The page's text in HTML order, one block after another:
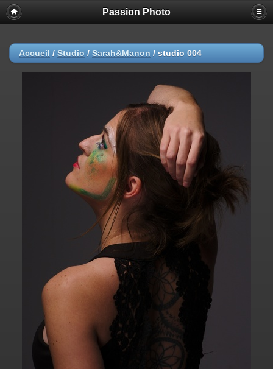
Passion Photo
Accueil / Studio / Sarah&Manon / studio 004